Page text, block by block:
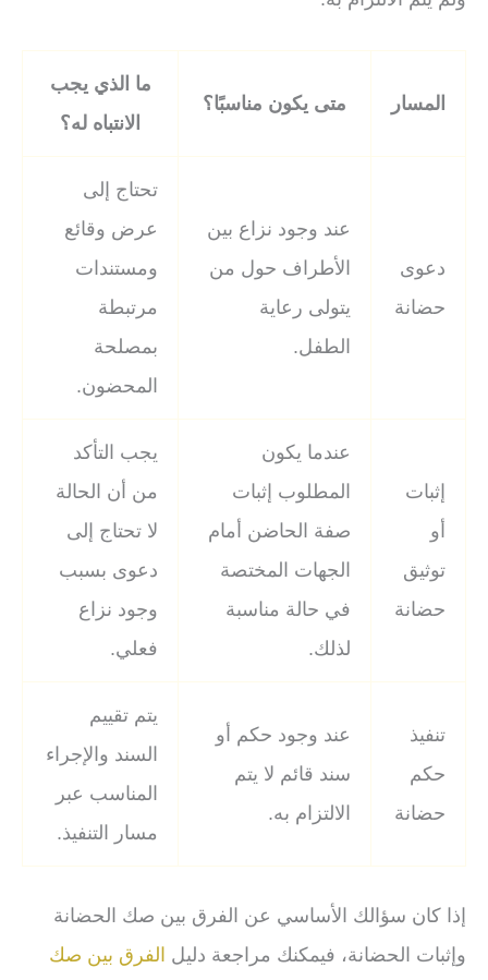
المسار متى يكون مناسبًا؟
ما الذي يجب
الانتباه له؟
دعوى
حضانة
عند وجود نزاع بين
الأطراف حول من
يتولى رعاية
الطفل.
تحتاج إلى
عرض وقائع
ومستندات
مرتبطة
بمصلحة
المحضون.
إثبات
أو
توثيق
حضانة
عندما يكون
المطلوب إثبات
صفة الحاضن أمام
الجهات المختصة
في حالة مناسبة
لذلك.
يجب التأكد
من أن الحالة
لا تحتاج إلى
دعوى بسبب
وجود نزاع
فعلي.
تنفيذ
حكم
حضانة
عند وجود حكم أو
سند قائم لا يتم
الالتزام به.
يتم تقييم
السند والإجراء
المناسب عبر
مسار التنفيذ.
إذا كان سؤالك الأساسي عن الفرق بين صك الحضانة
وإثبات الحضانة، فيمكنك مراجعة دليل الفرق بين صك